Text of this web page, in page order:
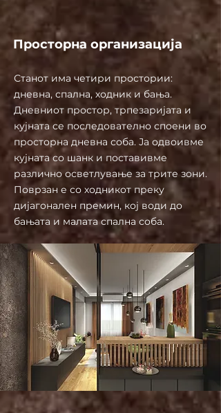
Просторна организација
Станот има четири простории:
дневна, спална, ходник и бања.
Дневниот простор, трпезаријата и
кујната се последователно споени во
просторна дневна соба. Ја одвоивме
кујната со шанк и поставивме
различно осветлување за трите зони.
Поврзан е со ходникот преку
дијагонален премин, кој води до
бањата и малата спална соба.